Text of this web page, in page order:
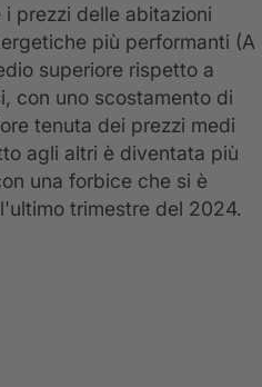
prezzi delle abitazioni
più performanti (A
superiore rispetto a
con uno scostamento di
tenuta dei prezzi medi
agli altri è diventata più
una forbice che si è
trimestre del 2024.